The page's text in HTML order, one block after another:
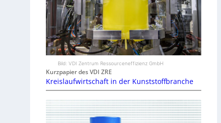
Bild: VDI Zentrum Ressourceneffizienz GmbH
Kurzpapier des VDI ZRE
Kreislaufwirtschaft in der Kunststoffbranche